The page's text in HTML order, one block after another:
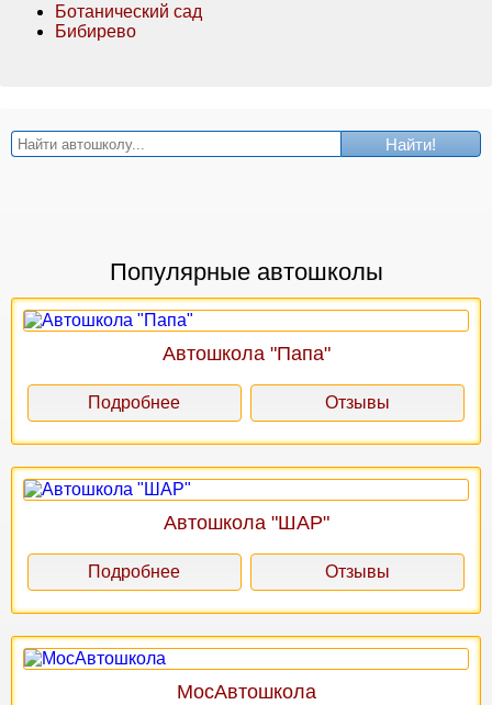
Ботанический сад
Бибирево
Найти!
Популярные автошколы
Автошкола "Папа"
Подробнее Отзывы
Автошкола "ШАР"
Подробнее Отзывы
МосАвтошкола